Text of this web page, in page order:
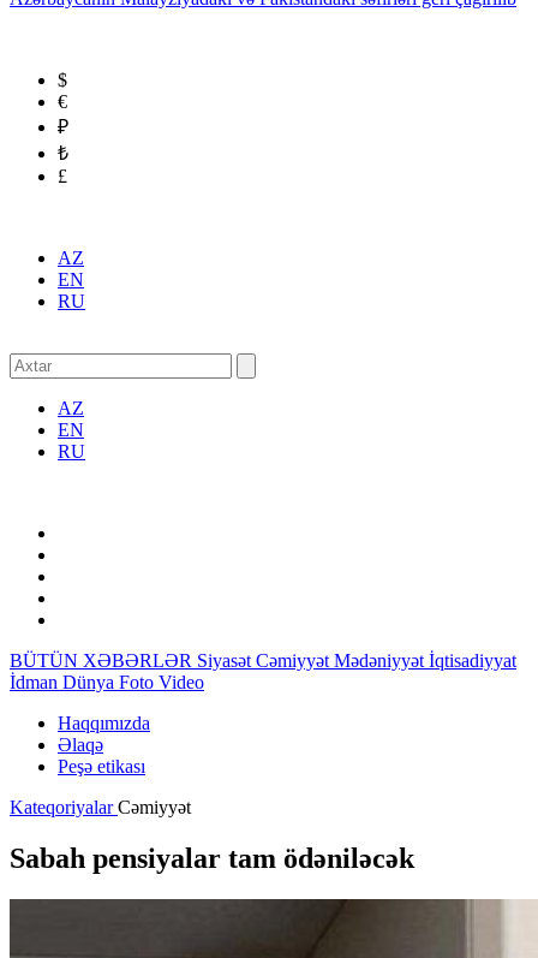
$
€
₽
₺
£
AZ
EN
RU
AZ
EN
RU
BÜTÜN XƏBƏRLƏR Siyasət Cəmiyyət Mədəniyyət İqtisadiyyat
İdman Dünya Foto Video
Haqqımızda
Əlaqə
Peşə etikası
KateqoriyalarCəmiyyət
Sabah pensiyalar tam ödəniləcək